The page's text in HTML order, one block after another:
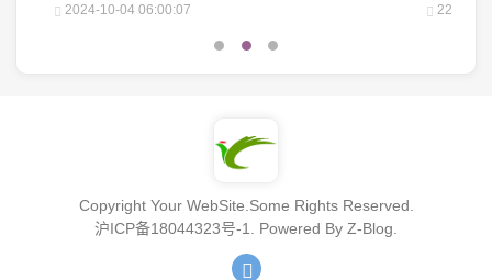
2024-10-04 06:00:07 22
Copyright Your WebSite.Some Rights Reserved.
沪ICP备18044323号-1. Powered By Z-Blog.